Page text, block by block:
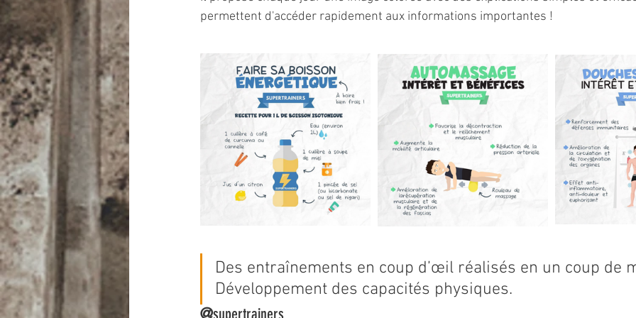
permettent d'accéder rapidement aux informations importantes !
Des entraînements en coup d’œil réalisés en un coup de
Développement des capacités physiques.
@supertrainers